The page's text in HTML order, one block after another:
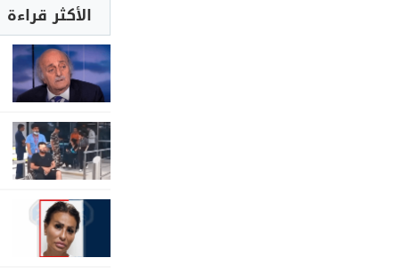
الأكثر قراءة